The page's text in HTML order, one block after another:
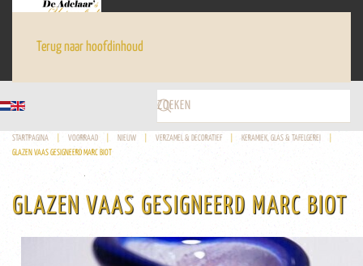
Terug naar hoofdinhoud
STARTPAGINA VOORRAAD NIEUW VERZAMEL & DECORATIEF
KERAMIEK, GLAS & TAFELGEREI
GLAZEN VAAS GESIGNEERD MARC BIOT
GLAZEN VAAS GESIGNEERD MARC BIOT